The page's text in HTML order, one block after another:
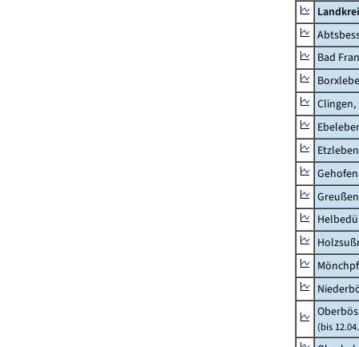
Bad
Etzleben
Gehofen
(bis